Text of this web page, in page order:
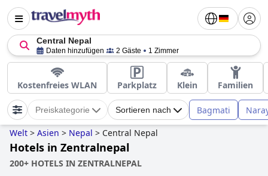
Central Nepal
Daten hinzufügen 2 Gäste 1 Zimmer
Kostenfreies WLAN Parkplatz Klein Familien
Preiskategorie Sortieren nach Bagmati
Welt > Asien > Nepal > Central Nepal
Hotels in Zentralnepal
200+ HOTELS IN ZENTRALNEPAL